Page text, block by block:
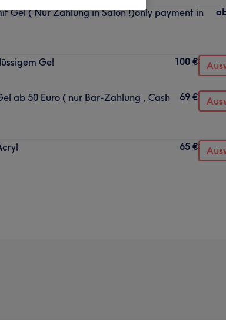
Gel ( Nur Zahlung in Salon !)only payment in
Gel
100 €
ab 50 Euro ( nur Bar-Zahlung , Cash
69 €
65 €